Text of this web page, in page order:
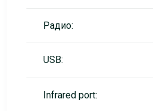
Радио:
USB:
Infrared port: